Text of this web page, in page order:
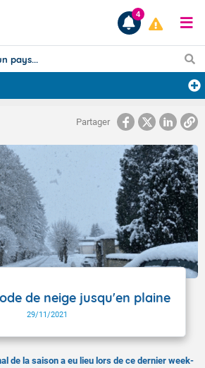
Prévisions
LES RÉSULTATS
Articles
4
Partager
de neige jusqu'en plaine
29/11/2021
de la saison a eu lieu lors de ce dernier week-